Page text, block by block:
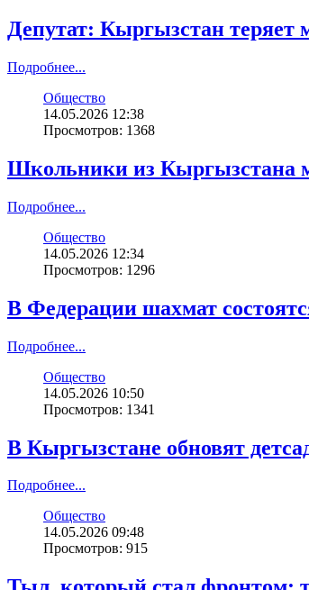
Депутат: Кыргызстан
Подробнее...
Общество
14.05.2026 12:38
Просмотров: 1368
Школьники из Кыргызстана
Подробнее...
Общество
14.05.2026 12:34
Просмотров: 1296
В Федерации шахмат
Подробнее...
Общество
14.05.2026 10:50
Просмотров: 1341
В Кыргызстане обновят
Подробнее...
Общество
14.05.2026 09:48
Просмотров: 915